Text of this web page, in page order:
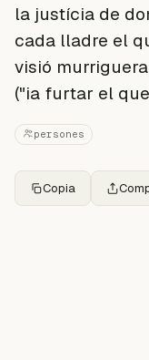
la justícia de
cada lladre el
visió
("ia furtar el
persones
Copia